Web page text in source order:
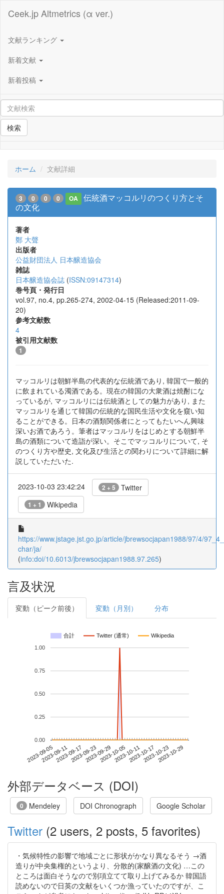
Ceek.jp Altmetrics (α ver.)
文献ランキング
新着文献
新着投稿
検索
ホーム 文献詳細
3 0 0 0 OA
伝統酒マッコルリのつくり方とそ
の文化
著者
鄭 大聲
出版者
公益財団法人 日本醸造協会
雑誌
日本醸造協会誌 (ISSN:09147314)
巻号頁・発行日
vol.97, no.4, pp.265-274, 2002-04-15 (Released:2011-09-
20)
参考文献数
4
被引用文献数
1
マッコルリは朝鮮半島の代表的な伝統酒であり, 韓国で一般的
に飲まれている濁酒である。現在の韓国の大衆酒は焼酎にな
っているが, マッコルリには伝統酒としての魅力があり, また
マッコルリを通じて韓国の伝統的な国民生活や文化を窺い知
ることができる。日本の酒類関係者にとってもたいへん興味
深いお酒であろう。筆者はマッコルリをはじめとする朝鮮半
島の酒類について造詣が深い。そこでマッコルリについて, そ
のつくり方や歴史, 文化及び生活との関わりについて詳細に解
説していただいた.
2023-10-03 23:42:24 2 + 5 Twitter
1 + 1 Wikipedia
https://www.jstage.jst.go.jp/article/jbrewsocjapan1988/97/4/
char/ja/
(info:doi/10.6013/jbrewsocjapan1988.97.265)
言及状況
変動（ピーク前後） 変動（月別） 分布
合計 Twitter (通常) Wikipedia
2023-09-052023-09-112023-09-172023-09-232023-09-292023-10-052023-10-112023-10-172023-10-232023-10-29
0.00
0.25
0.50
0.75
1.00
外部データベース (DOI)
0 Mendeley DOI Chronograph Google Scholar
Twitter (2 users, 2 posts, 5 favorites)
・気候特性の影響で地域ごとに形状がかなり異なるそう →酒
造りが中央集権的というより、分散的(家醸酒の文化) …この
ところは面白そうなので別項立てて取り上げてみるか 韓国語
読めないので日英の文献をいくつか漁っていたのですが、こ